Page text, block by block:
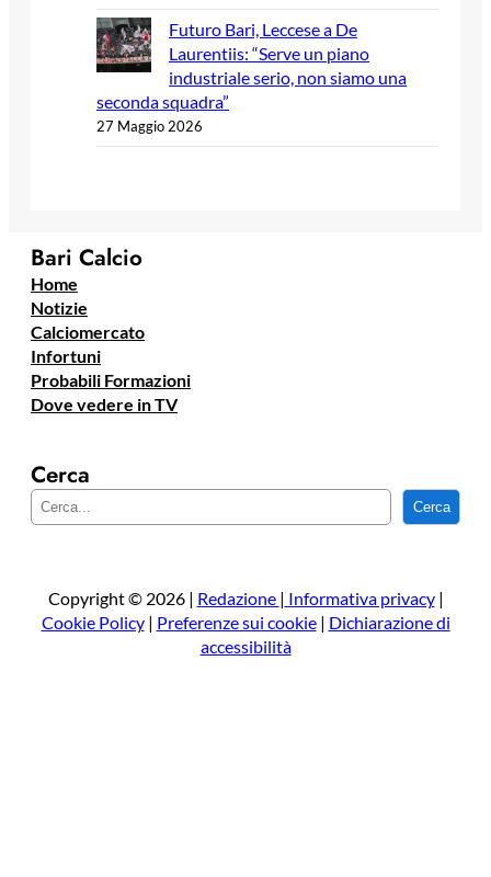
Futuro Bari, Leccese a De
Laurentiis: “Serve un piano
industriale serio, non siamo una
seconda squadra”
27 Maggio 2026
Bari Calcio
Home
Notizie
Calciomercato
Infortuni
Probabili Formazioni
Dove vedere in TV
Cerca
e
a
Cerca
Copyright © 2026 | Redazione | Informativa privacy|
Cookie Policy| Preferenze sui cookie| Dichiarazione di
accessibilità